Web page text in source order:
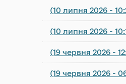
(10 липня 2026 -
(10 липня 2026 -
(19 червня 2026 -
(19 червня 2026 -